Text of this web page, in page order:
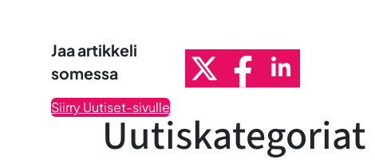
Jaa artikkeli
somessa
Siirry Uutiset-sivulle
Uutiskategoriat